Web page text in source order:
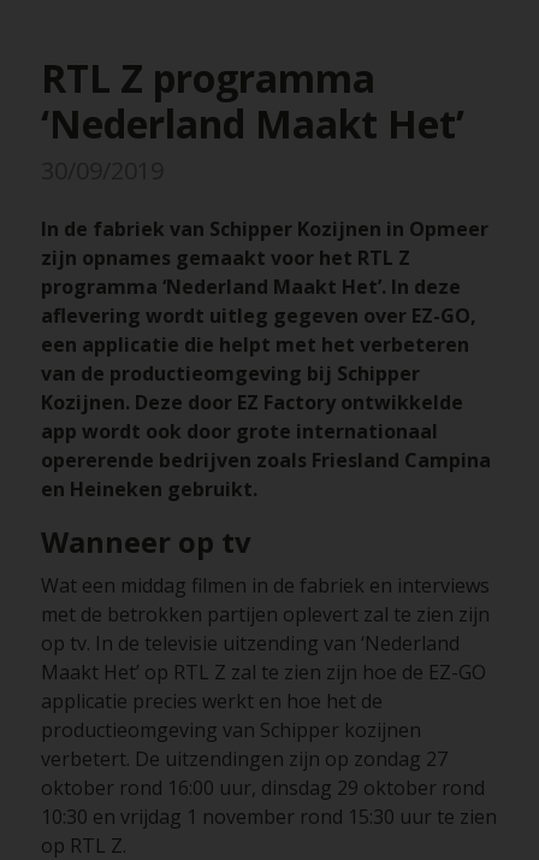
RTL Z programma
‘Nederland Maakt Het’
In de fabriek van Schipper Kozijnen in Opmeer
zijn opnames gemaakt voor het RTL Z
programma ‘Nederland Maakt Het’. In deze
aflevering wordt uitleg gegeven over EZ-GO,
een applicatie die helpt met het verbeteren
van de productieomgeving bij Schipper
Kozijnen. Deze door EZ Factory ontwikkelde
app wordt ook door grote internationaal
opererende bedrijven zoals Friesland Campina
en Heineken gebruikt.
Wanneer op tv
Wat een middag filmen in de fabriek en interviews
met de betrokken partijen oplevert zal te zien zijn
op tv. In de televisie uitzending van ‘Nederland
Maakt Het’ op RTL Z zal te zien zijn hoe de EZ-GO
applicatie precies werkt en hoe het de
productieomgeving van Schipper kozijnen
verbetert. De uitzendingen zijn op zondag 27
oktober rond 16:00 uur, dinsdag 29 oktober rond
10:30 en vrijdag 1 november rond 15:30 uur te zien
op RTL Z.